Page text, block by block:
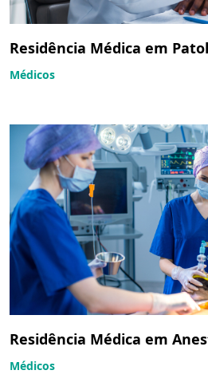
Residência Médica em
Médicos
Residência Médica em
Médicos